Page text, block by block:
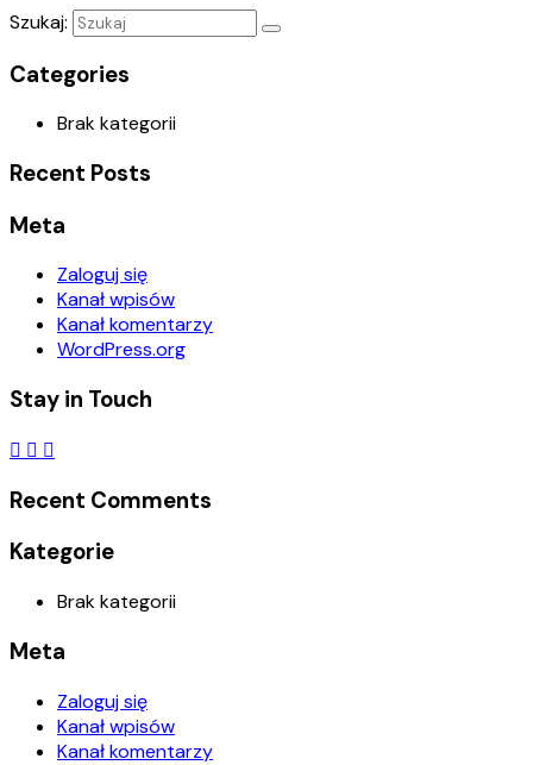
Szukaj:
Categories
Brak kategorii
Recent Posts
Meta
Zaloguj się
Kanał wpisów
Kanał komentarzy
WordPress.org
Stay in Touch
Recent Comments
Kategorie
Brak kategorii
Meta
Zaloguj się
Kanał wpisów
Kanał komentarzy